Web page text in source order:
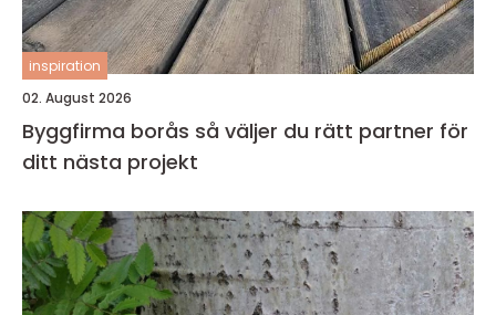
inspiration
02. August 2026
Byggfirma borås så väljer du rätt partner för
ditt nästa projekt